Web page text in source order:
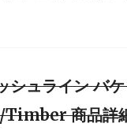
シュライン バ
商品詳